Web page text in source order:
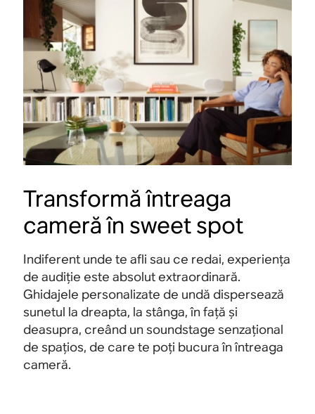
Transformă întreaga
cameră în sweet spot
Indiferent unde te afli sau ce redai, experiența
de audiție este absolut extraordinară.
Ghidajele personalizate de undă dispersează
sunetul la dreapta, la stânga, în față și
deasupra, creând un soundstage senzațional
de spațios, de care te poți bucura în întreaga
cameră.